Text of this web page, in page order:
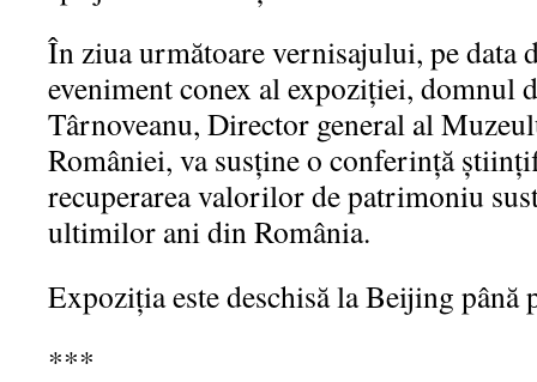
În ziua următoare vernisajului, pe data
eveniment conex al expoziției, domnul
Târnoveanu, Director general al
României, va susține o conferință
recuperarea valorilor de patrimoniu
ultimilor ani din România.
Expoziția este deschisă la Beijing până
***